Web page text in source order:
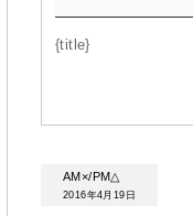
{title}
AM×/PM△
2016年4月19日